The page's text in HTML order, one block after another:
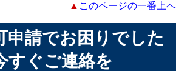
▲ このページの一番上へ
申請でお困りでした
すぐご連絡を